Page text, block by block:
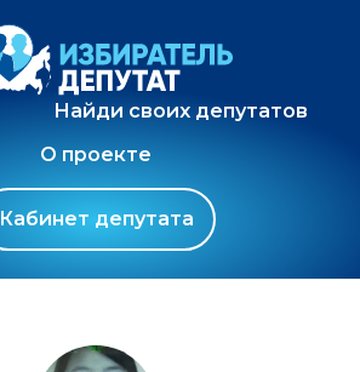
Найди своих депутатов
О проекте
Кабинет депутата